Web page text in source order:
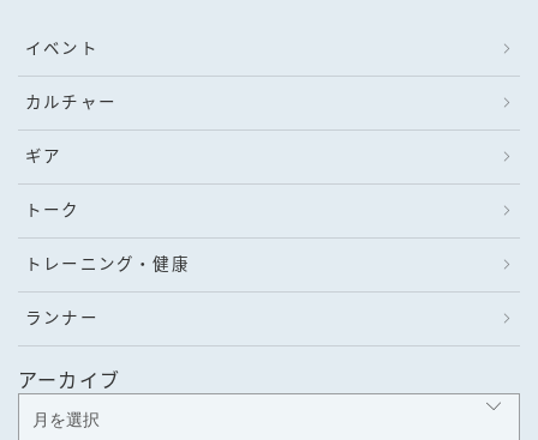
イベント
カルチャー
ギア
トーク
トレーニング・健康
ランナー
アーカイブ